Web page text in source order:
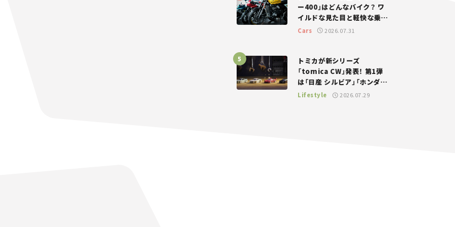
ー400」はどんなバイク？ ワ
イルドな見た目と軽快な乗り
味を両立した400ccフラット
Cars 2026.07.31
トミカが新シリーズ
「tomica CW」発表！ 第1弾
は「日産 シルビア」「ホンダ
NSX」が登場。世界が注目す
Lifestyle 2026.07.29